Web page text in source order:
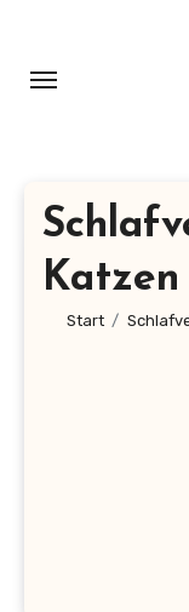
springen
Katzen
Start